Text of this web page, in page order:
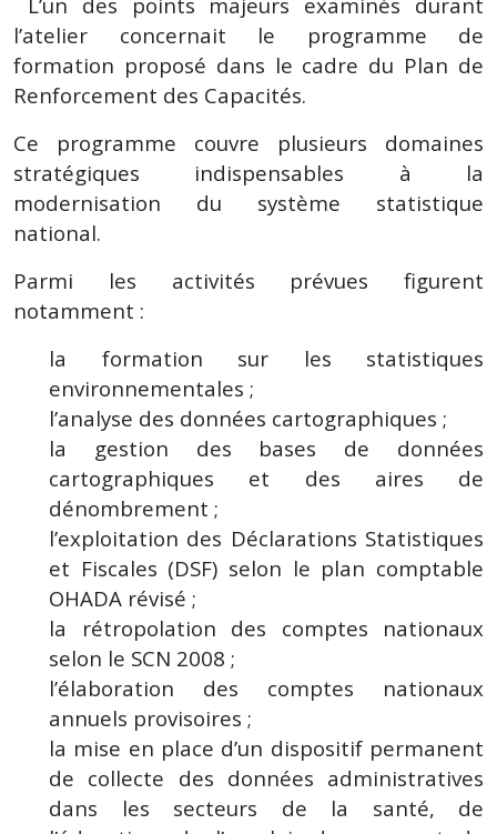
l’atelier concernait le programme de
formation proposé dans le cadre du Plan de
Renforcement des Capacités.
Ce programme couvre plusieurs domaines
stratégiques indispensables à la
modernisation du système statistique
national.
Parmi les activités prévues figurent
notamment :
la formation sur les statistiques
environnementales ;
l’analyse des données cartographiques ;
la gestion des bases de données
cartographiques et des aires de
dénombrement ;
l’exploitation des Déclarations Statistiques
et Fiscales (DSF) selon le plan comptable
OHADA révisé ;
la rétropolation des comptes nationaux
selon le SCN 2008 ;
l’élaboration des comptes nationaux
annuels provisoires ;
la mise en place d’un dispositif permanent
de collecte des données administratives
dans les secteurs de la santé, de